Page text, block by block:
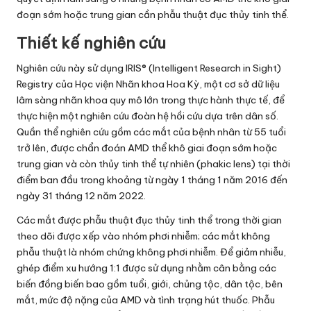
đoạn sớm hoặc trung gian cần phẫu thuật đục thủy tinh thể.
Thiết kế nghiên cứu
Nghiên cứu này sử dụng IRIS® (Intelligent Research in Sight)
Registry của Học viện Nhãn khoa Hoa Kỳ, một cơ sở dữ liệu
lâm sàng nhãn khoa quy mô lớn trong thực hành thực tế, để
thực hiện một nghiên cứu đoàn hệ hồi cứu dựa trên dân số.
Quần thể nghiên cứu gồm các mắt của bệnh nhân từ 55 tuổi
trở lên, được chẩn đoán AMD thể khô giai đoạn sớm hoặc
trung gian và còn thủy tinh thể tự nhiên (phakic lens) tại thời
điểm ban đầu trong khoảng từ ngày 1 tháng 1 năm 2016 đến
ngày 31 tháng 12 năm 2022.
Các mắt được phẫu thuật đục thủy tinh thể trong thời gian
theo dõi được xếp vào nhóm phơi nhiễm; các mắt không
phẫu thuật là nhóm chứng không phơi nhiễm. Để giảm nhiễu,
ghép điểm xu hướng 1:1 được sử dụng nhằm cân bằng các
biến đồng biến bao gồm tuổi, giới, chủng tộc, dân tộc, bên
mắt, mức độ nặng của AMD và tình trạng hút thuốc. Phẫu